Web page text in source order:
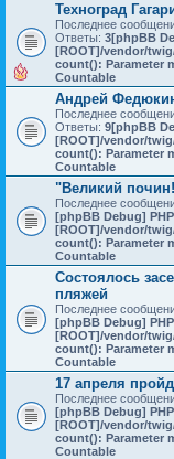
Техноград
Последнее
Ответы: 3[phpBB
[ROOT]/vendor/
count(): Parameter
Countable
Андрей
Последнее
Ответы: 9[phpBB
[ROOT]/vendor/
count(): Parameter
Countable
"Великий
Последнее
[phpBB Debug]
[ROOT]/vendor/
count(): Parameter
Countable
Состоялось
пляжей
Последнее
[phpBB Debug]
[ROOT]/vendor/
count(): Parameter
Countable
17 апреля
Последнее
[phpBB Debug]
[ROOT]/vendor/
count(): Parameter
Countable